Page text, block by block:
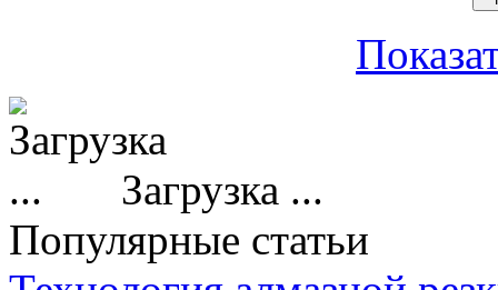
Загрузка ...
Популярные статьи